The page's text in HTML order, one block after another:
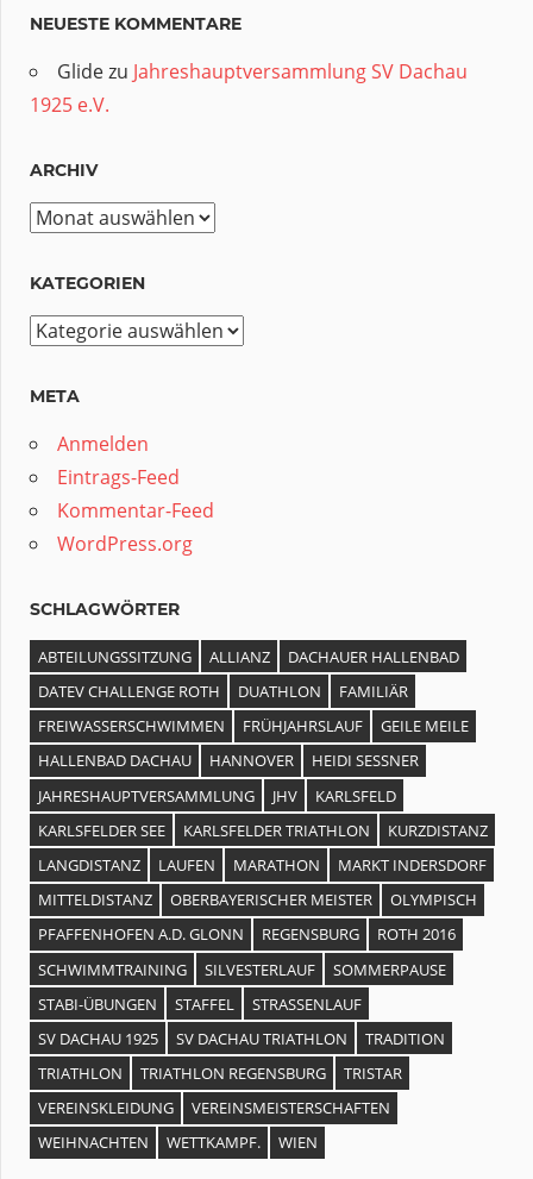
NEUESTE KOMMENTARE
Glidezu Jahreshauptversammlung SV Dachau
1925 e.V.
ARCHIV
Archiv
KATEGORIEN
Kategorien
META
Anmelden
Eintrags-Feed
Kommentar-Feed
WordPress.org
SCHLAGWÖRTER
ABTEILUNGSSITZUNG ALLIANZ
DACHAUER HALLENBAD
DATEV CHALLENGE ROTH
DUATHLON
FAMILIÄR
FREIWASSERSCHWIMMEN
FRÜHJAHRSLAUF
GEILE MEILE
HALLENBAD DACHAU
HANNOVER
HEIDI SESSNER
JAHRESHAUPTVERSAMMLUNG
JHV
KARLSFELD
KARLSFELDER SEE
KARLSFELDER TRIATHLON
KURZDISTANZ
LANGDISTANZ
LAUFEN MARATHON
MARKT INDERSDORF
MITTELDISTANZ
OBERBAYERISCHER MEISTER
OLYMPISCH
PFAFFENHOFEN A.D. GLONN
REGENSBURG
ROTH 2016
SCHWIMMTRAINING
SILVESTERLAUF
SOMMERPAUSE
STABI-ÜBUNGEN
STAFFEL
STRASSENLAUF
SV DACHAU 1925
SV DACHAU TRIATHLON
TRADITION
TRIATHLON
TRIATHLON REGENSBURG
TRISTAR
VEREINSKLEIDUNG
VEREINSMEISTERSCHAFTEN
WEIHNACHTEN
WETTKAMPF. WIEN